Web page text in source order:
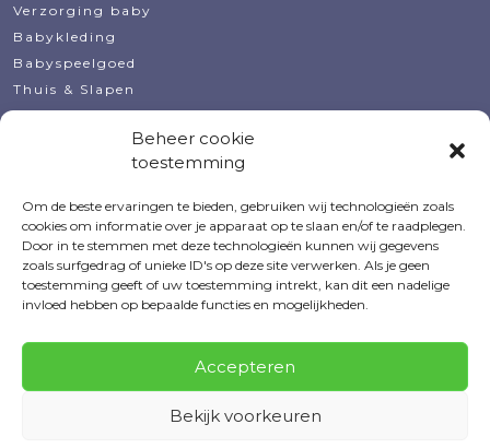
Beheer cookie
toestemming
Om de beste ervaringen te bieden, gebruiken wij technologieën zoals
cookies om informatie over je apparaat op te slaan en/of te raadplegen.
Door in te stemmen met deze technologieën kunnen wij gegevens
zoals surfgedrag of unieke ID's op deze site verwerken. Als je geen
toestemming geeft of uw toestemming intrekt, kan dit een nadelige
invloed hebben op bepaalde functies en mogelijkheden.
Accepteren
Bekijk voorkeuren
Verzorging baby
Babykleding
Babyspeelgoed
Thuis & Slapen
Decoratie
Kraamcadeautjes
MIJN ACCOUNT
Bestellingen
Voorraadmeldingen
Verlanglijsten
Wachtwoord vergeten
© 2026 Tevreden Baby